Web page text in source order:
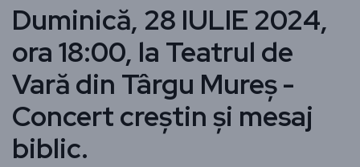
Duminică, 28 IULIE 2024,
ora 18:00, la Teatrul de
Vară din Târgu Mureș -
Concert creștin și mesaj
biblic.